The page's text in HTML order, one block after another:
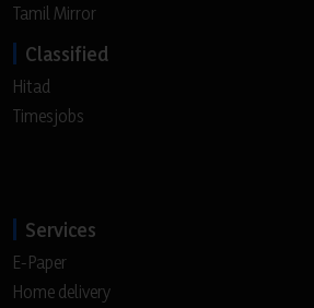
Tamil Mirror
Classified
Hitad
Timesjobs
Services
E-Paper
Home delivery